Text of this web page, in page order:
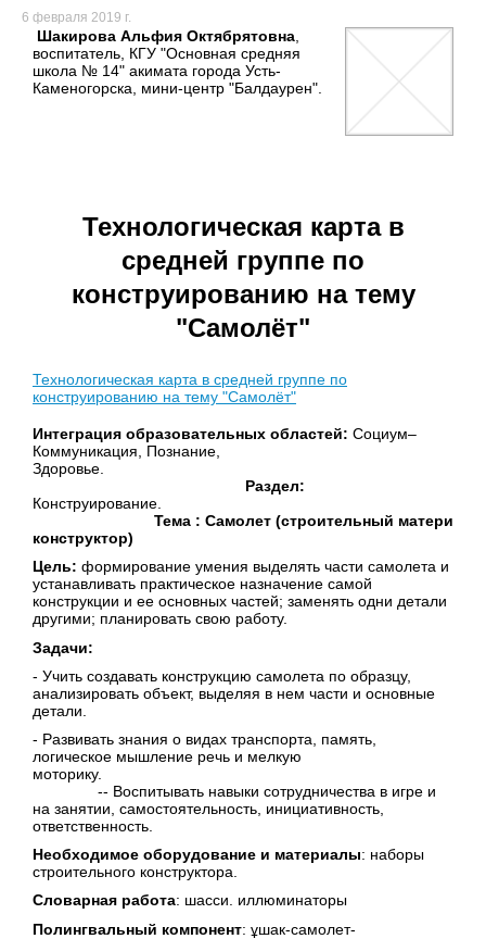
6 февраля 2019 г.
Шакирова Альфия Октябрятовна,
воспитатель, КГУ "Основная средняя
школа № 14" акимата города Усть-
Каменогорска, мини-центр "Балдаурен".
Технологическая карта в
средней группе по
конструированию на тему
"Самолёт"
Технологическая карта в средней группе по
конструированию на тему "Самолёт"
Интеграция образовательных областей: Социум–
Коммуникация, Познание,
Здоровье.
Раздел:
Тема : Самолет (строительный материал-
конструктор)
Цель: формирование умения выделять части самолета и
устанавливать практическое назначение самой
конструкции и ее основных частей; заменять одни детали
другими; планировать свою работу.
Задачи:
- Учить создавать конструкцию самолета по образцу,
анализировать объект, выделяя в нем части и основные
- Развивать знания о видах транспорта, память,
логическое мышление речь и мелкую
моторику.
-- Воспитывать навыки сотрудничества в игре и
на занятии, самостоятельность, инициативность,
ответственность.
Необходимое оборудование и материалы: наборы
строительного конструктора.
Словарная работа: шасси.
иллюминаторы
Полингвальный компонент: ұшак-самолет-